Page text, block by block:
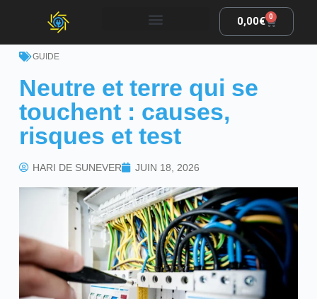
0,00€ 0
GUIDE
Neutre et terre qui se
touchent : causes,
risques et test
HARI DE SUNEVER JUIN 18, 2026